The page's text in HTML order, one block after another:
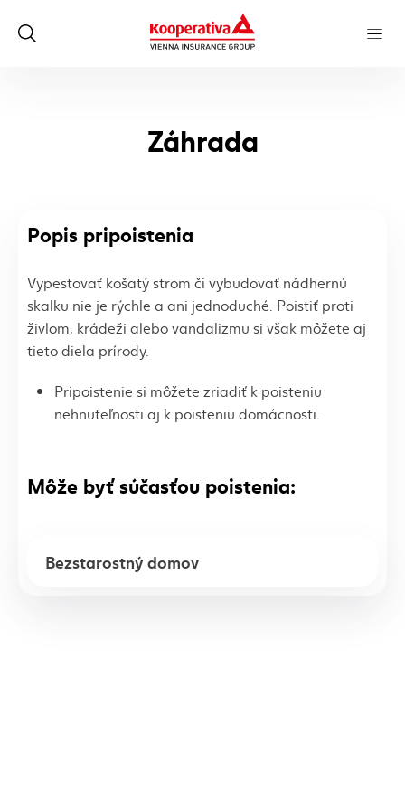
Záhrada
Popis pripoistenia
Vypestovať košatý strom či vybudovať nádhernú
skalku nie je rýchle a ani jednoduché. Poistiť proti
živlom, krádeži alebo vandalizmu si však môžete aj
tieto diela prírody.
Pripoistenie si môžete zriadiť k poisteniu
nehnuteľnosti aj k poisteniu domácnosti.
Môže byť súčasťou poistenia:
Bezstarostný domov